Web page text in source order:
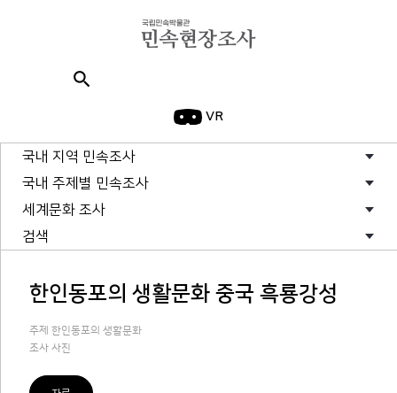
search
VR
국내 지역 민속조사
국내 주제별 민속조사
세계문화 조사
검색
한인동포의 생활문화 중국 흑룡강성
주제 한인동포의 생활문화
조사 사진